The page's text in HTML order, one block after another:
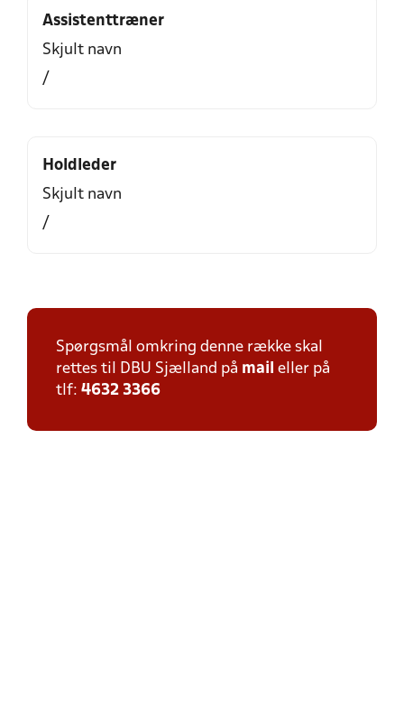
Assistenttræner
Skjult navn
/
Holdleder
Skjult navn
/
Spørgsmål omkring denne række skal
rettes til DBU Sjælland på mail eller på
tlf: 4632 3366